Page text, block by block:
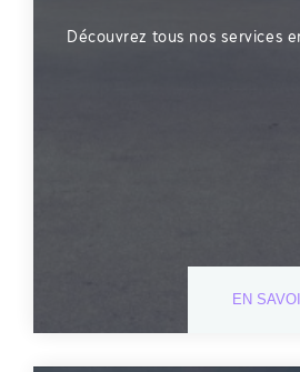
Découvrez tous nos services
EN